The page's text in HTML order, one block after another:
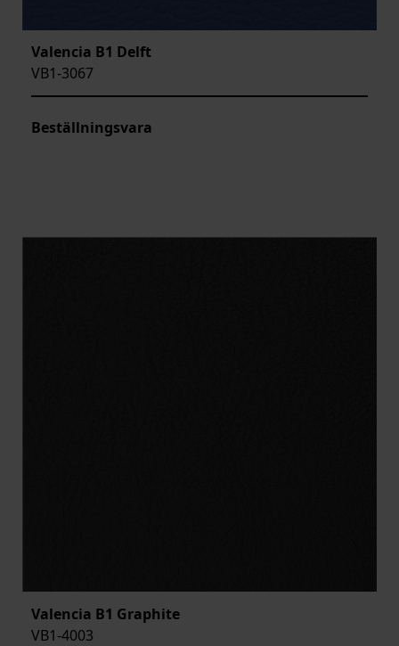
Valencia B1 Delft
VB1-3067
Beställningsvara
Valencia B1 Graphite
VB1-4003